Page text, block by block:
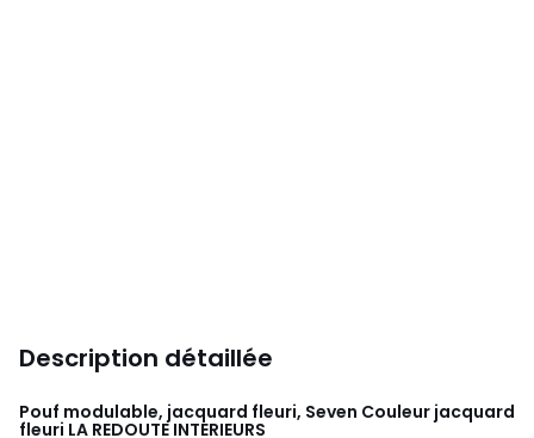
Description détaillée
Pouf modulable, jacquard fleuri, Seven Couleur jacquard
fleuri LA REDOUTE INTERIEURS